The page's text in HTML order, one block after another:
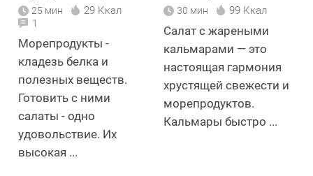
25 мин 29 Ккал
1
Морепродукты -
кладезь белка и
полезных веществ.
Готовить с ними
салаты - одно
удовольствие. Их
высокая ...
30 мин 99 Ккал
Салат с жареными
кальмарами — это
настоящая гармония
хрустящей свежести и
морепродуктов.
Кальмары быстро ...